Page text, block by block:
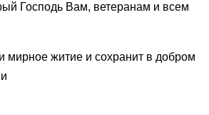
Господь Вам, ветеранам и всем
мирное житие и сохранит в добром